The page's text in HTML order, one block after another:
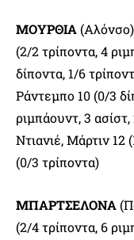
ΜΟΥΡΘΙΑ
(2/2 τρίποντα, 4
δίποντα, 1/6
Ράντεμπο 10 (0/3
ριμπάουντ, 3
Ντιανιέ, Μάρτιν 12
(0/3 τρίποντα)
ΜΠΑΡΤΣΕΛΟΝΑ
(2/4 τρίποντα, 6